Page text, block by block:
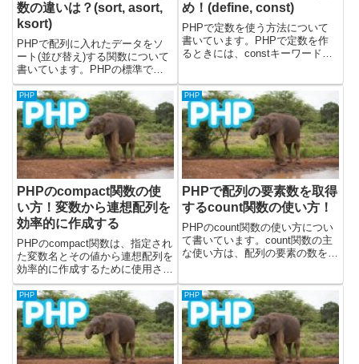
数の違いは？(sort, asort,
ksort)
PHPで配列に入れたデータをソ
ート(並び替え)する関数について
書いています。PHPの標準で用
意されている関数を使用して、ソ
ートの検証を行ってみています。
ここで、使用してみた関数は下記
になります。（公式を確認してシ
ンプルなものだけ検証してみま...
め！(define, const)
PHPで定数を使う方法について
書いています。PHPで定数を作
るときには、constキーワードか
コードについては、PHPのバー
ジョン8.1.12を使って検証してい
ます。それでは...
PHP
PHPのcompact関数の使
い方！変数から連想配列を
効率的に作成する
PHPのcompact関数は、指定され
た変数名とその値から連想配列を
効率的に作成するために使用され
ます。特に、複数の変数をまとめ
て関数に渡したい場合や、テンプ
レートシステムに変数を引き渡す
際など、コードを簡潔に保ちたい
場合に非常に便利です。...
PHP
PHPで配列の要素数を取得
するcount関数の使い方！
PHPのcount関数の使い方につい
て書いています。count関数の主
な使い方は、配列の要素の数を数
ルコードを3パターン書いている
ので確認してみてください。コー
ドは、PHPバージョ...
PHP PHP